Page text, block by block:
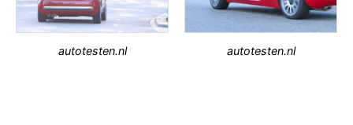
autotesten.nl autotesten.nl